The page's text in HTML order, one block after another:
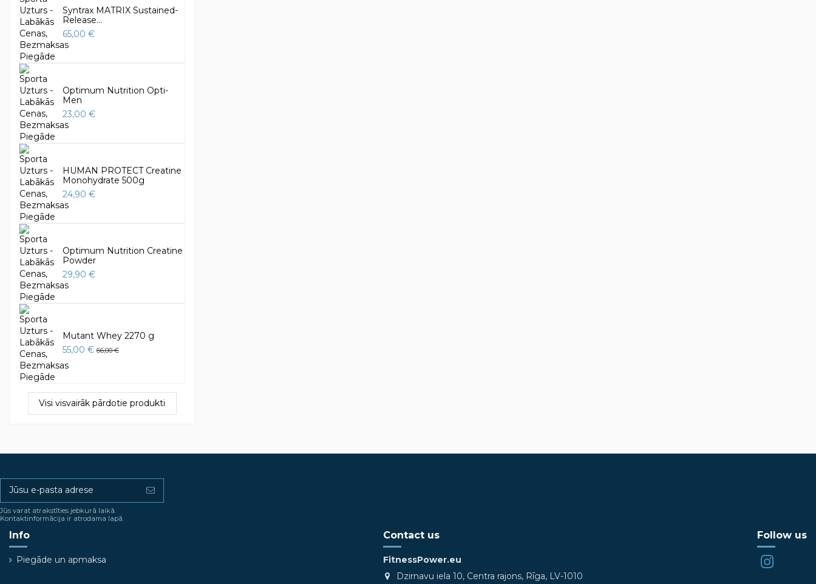
Syntrax MATRIX Sustained-
Release...
65,00 €
Optimum Nutrition Opti-
Men
23,00 €
HUMAN PROTECT Creatine
Monohydrate 500g
24,90 €
Optimum Nutrition Creatine
Powder
29,90 €
Mutant Whey 2270 g
55,00 € 66,00 €
Visi visvairāk pārdotie produkti
Jūs varat atrakstīties jebkurā laikā.
Kontaktinformācija ir atrodama lapā.
Info
Piegāde un apmaksa
Contact us
FitnessPower.eu
Dzirnavu iela 10, Centra rajons, Rīga, LV-1010
Follow us